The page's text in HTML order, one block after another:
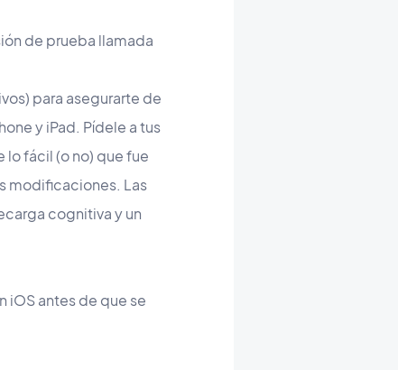
de prueba llamada
para asegurarte de
y iPad. Pídele a tus
fácil (o no) que fue
modificaciones. Las
cognitiva y un
iOS antes de que se